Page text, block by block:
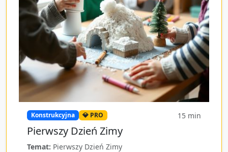
Konstrukcyjna 💎 PRO 15 min
Pierwszy Dzień Zimy
Temat: Pierwszy Dzień Zimy